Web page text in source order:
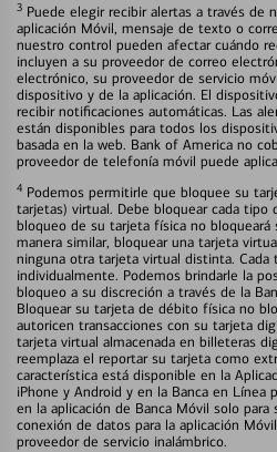
3 Puede elegir recibir alertas a través de
aplicación Móvil, mensaje de texto o
nuestro control pueden afectar cuándo
incluyen a su proveedor de correo
electrónico, su proveedor de servicio
dispositivo y de la aplicación. El
recibir notificaciones automáticas. Las
están disponibles para todos los
basada en la web. Bank of America no
proveedor de telefonía móvil puede
4 Podemos permitirle que bloquee su
tarjetas) virtual. Debe bloquear cada tipo
bloqueo de su tarjeta física no
manera similar, bloquear una tarjeta
ninguna otra tarjeta virtual distinta. Cada
individualmente. Podemos brindarle la
bloqueo a su discreción a través de la
Bloquear su tarjeta de débito física no
autoricen transacciones con su tarjeta
tarjeta virtual almacenada en billeteras
reemplaza el reportar su tarjeta como
característica está disponible en la
iPhone y Android y en la Banca en Línea
en la aplicación de Banca Móvil solo
conexión de datos para la aplicación
proveedor de servicio inalámbrico.